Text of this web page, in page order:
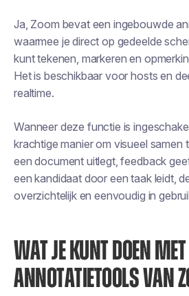
Ja, Zoom bevat een ingebouwde
waarmee je direct op gedeelde
kunt tekenen, markeren en
Het is beschikbaar voor hosts en
realtime.
Wanneer deze functie is
krachtige manier om visueel samen
een document uitlegt, feedback
een kandidaat door een taak leidt,
overzichtelijk en eenvoudig in
WAT JE KUNT DOEN MET
ANNOTATIETOOLS VAN